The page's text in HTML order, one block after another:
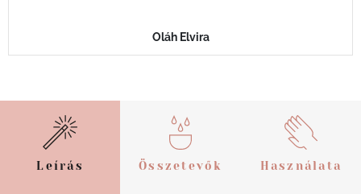
Oláh Elvira
Leírás Összetevők Használata